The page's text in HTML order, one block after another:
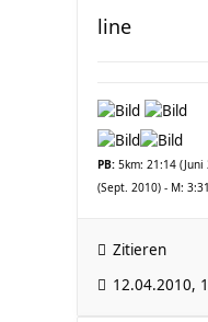
line
PB: 5km: 21:14 (Juni
(Sept. 2010) - M:
Zitieren
12.04.2010,